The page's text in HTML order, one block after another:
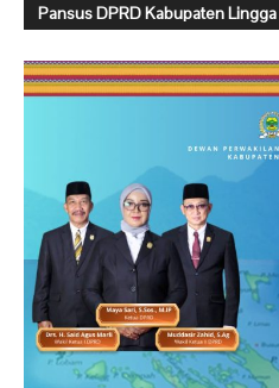
Pansus DPRD Kabupaten Lingga